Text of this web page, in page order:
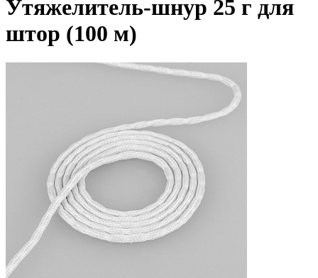
Утяжелитель-шнур 25 г для
штор (100 м)